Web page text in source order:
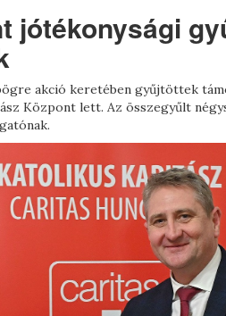
jótékonysági
akció keretében gyűjtöttek
Központ lett. Az összegyűlt